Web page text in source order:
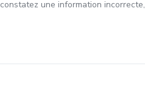
une information incorrecte,